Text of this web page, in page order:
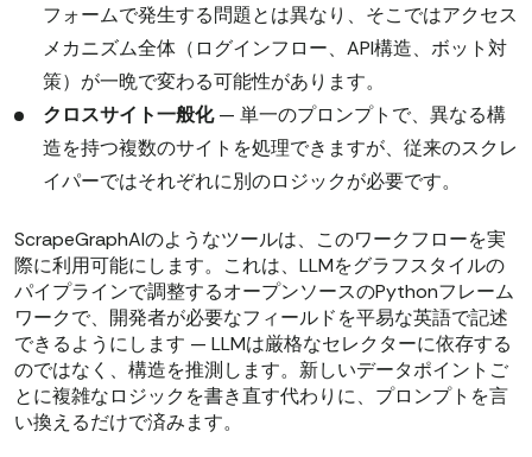
フォームで発生する問題とは異なり、そこではアクセス
メカニズム全体（ログインフロー、API構造、ボット対
策）が一晩で変わる可能性があります。
クロスサイト一般化— 単一のプロンプトで、異なる構
造を持つ複数のサイトを処理できますが、従来のスクレ
イパーではそれぞれに別のロジックが必要です。
ScrapeGraphAIのようなツールは、このワークフローを実
際に利用可能にします。これは、LLMをグラフスタイルの
パイプラインで調整するオープンソースのPythonフレーム
ワークで、開発者が必要なフィールドを平易な英語で記述
できるようにします — LLMは厳格なセレクターに依存する
のではなく、構造を推測します。新しいデータポイントご
とに複雑なロジックを書き直す代わりに、プロンプトを言
い換えるだけで済みます。